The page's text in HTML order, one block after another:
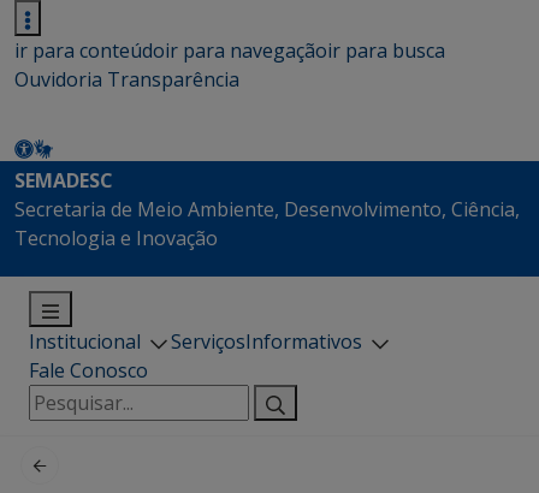
ir para conteúdoir para navegaçãoir para busca
Ouvidoria Transparência
SEMADESC
Secretaria de Meio Ambiente, Desenvolvimento, Ciência,
Tecnologia e Inovação
Institucional ServiçosInformativos
Fale Conosco
Pesquisar
por: